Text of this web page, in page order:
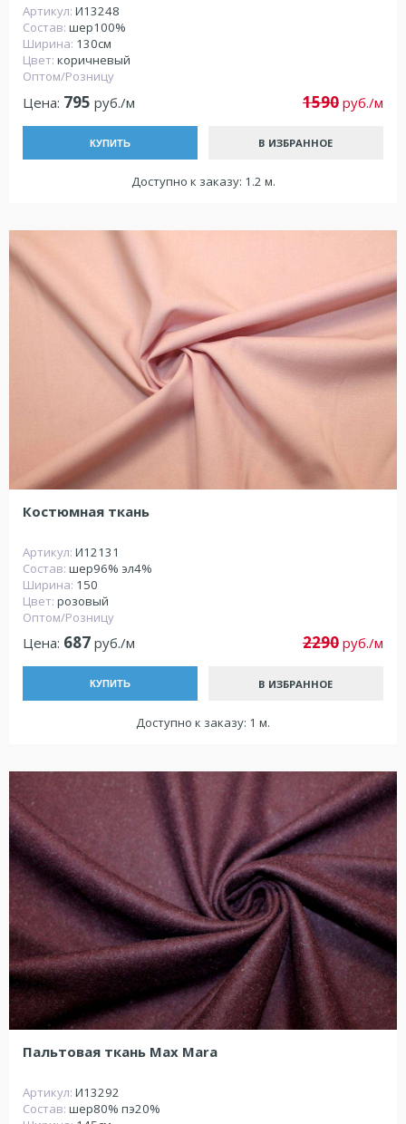
Артикул: И13248
Состав: шер100%
Ширина: 130см
Цвет: коричневый
Оптом/Розницу
Цена: 795 руб./м 1590 руб./м
КУПИТЬ В ИЗБРАННОЕ
Доступно к заказу: 1.2 м.
Костюмная ткань
Артикул: И12131
Состав: шер96% эл4%
Ширина: 150
Цвет: розовый
Оптом/Розницу
Цена: 687 руб./м 2290 руб./м
КУПИТЬ В ИЗБРАННОЕ
Доступно к заказу: 1 м.
Пальтовая ткань Max Mara
Артикул: И13292
Состав: шер80% пэ20%